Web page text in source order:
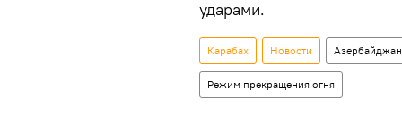
ударами.
Карабах Новости Азербайджан
Режим прекращения огня